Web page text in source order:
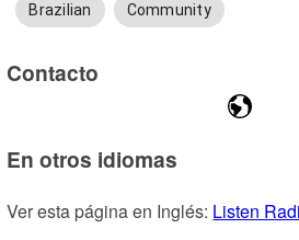
Brazilian Community
Contacto
En otros idiomas
Ver esta página en Inglés: Listen